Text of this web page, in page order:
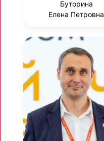
Буторина
Елена Петровна